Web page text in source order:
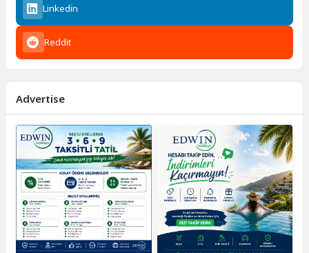
Linkedin
Reddit
Advertise